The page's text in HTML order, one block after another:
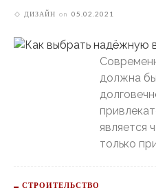
ДИЗАЙН on 05.02.2021
должна
является
только
СТРОИТЕЛЬСТВО